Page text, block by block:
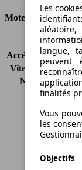
Moteur et
KW (CH)
Accélération (0-
Vitesse maximale
Nombre de
Couple
Carburant
Cylindres
Type de
Les
langue,
peuvent
finalités
Vous
les
Objectifs